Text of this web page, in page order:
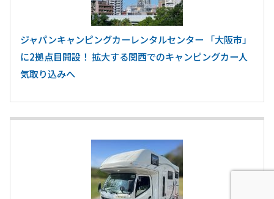
ジャパンキャンピングカーレンタルセンター 「大阪市」
に2拠点目開設！ 拡大する関西でのキャンピングカー人
気取り込みへ